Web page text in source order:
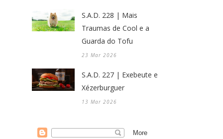
S.A.D. 228 | Mais
Traumas de Cool e a
Guarda do Tofu
23 Mar 2026
S.A.D. 227 | Exebeute e
Xézerburguer
13 Mar 2026